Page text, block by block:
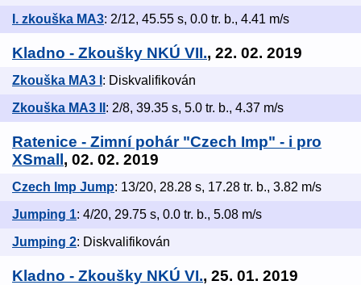
I. zkouška MA3: 2/12, 45.55 s, 0.0 tr. b., 4.41 m/s
Kladno - Zkoušky NKÚ VII., 22. 02. 2019
Zkouška MA3 I : Diskvalifikován
Zkouška MA3 II : 2/8, 39.35 s, 5.0 tr. b., 4.37 m/s
Ratenice - Zimní pohár "Czech Imp" - i pro
XSmall, 02. 02. 2019
Czech Imp Jump: 13/20, 28.28 s, 17.28 tr. b., 3.82 m/s
Jumping 1: 4/20, 29.75 s, 0.0 tr. b., 5.08 m/s
Jumping 2: Diskvalifikován
Kladno - Zkoušky NKÚ VI., 25. 01. 2019